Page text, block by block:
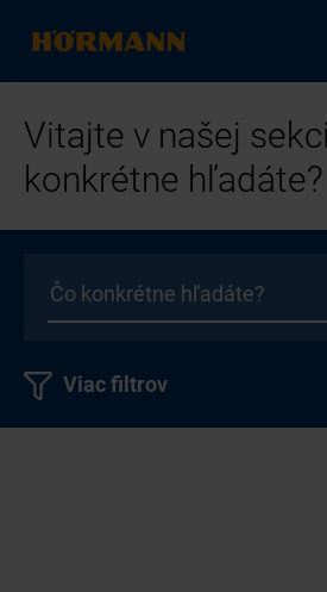
Vitajte v našej
konkrétne hľadáte?
Viac filtrov